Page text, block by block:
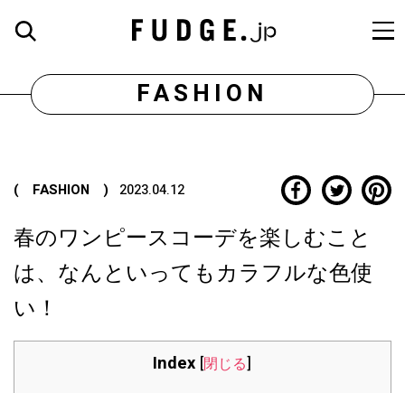
FASHION
( FASHION ) 2023.04.12
春のワンピースコーデを楽しむこと
は、なんといってもカラフルな色使
い！
Index [閉じる]